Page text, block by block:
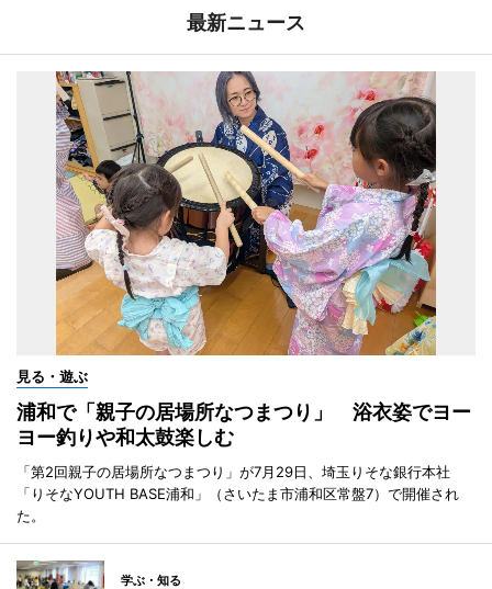
最新ニュース
見る・遊ぶ
浦和で「親子の居場所なつまつり」 浴衣姿でヨー
ヨー釣りや和太鼓楽しむ
「第2回親子の居場所なつまつり」が7月29日、埼玉りそな銀行本社
「りそなYOUTH BASE浦和」（さいたま市浦和区常盤7）で開催され
た。
学ぶ・知る